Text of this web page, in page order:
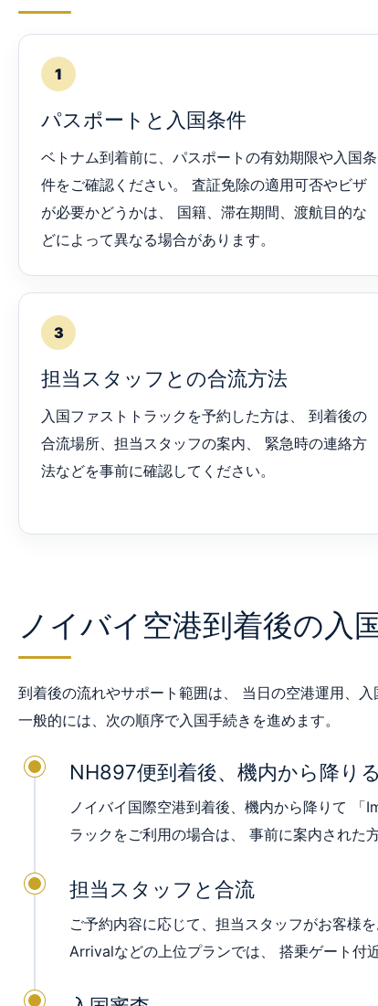
1
パスポートと入国条件
ベトナム到着前に、パスポートの有効期限や入国条
件をご確認ください。 査証免除の適用可否やビザ
が必要かどうかは、 国籍、滞在期間、渡航目的な
どによって異なる場合があります。
3
担当スタッフとの合流方法
入国ファストトラックを予約した方は、 到着後の
合流場所、担当スタッフの案内、 緊急時の連絡方
法などを事前に確認してください。
ノイバイ空港到着後の入
到着後の流れやサポート範囲は、 当日の空港運用、
一般的には、次の順序で入国手続きを進めます。
NH897便到着後、機内から降りる
ノイバイ国際空港到着後、機内から降りて
ラックをご利用の場合は、 事前に案内された
担当スタッフと合流
ご予約内容に応じて、担当スタッフがお客様
Arrivalなどの上位プランでは、 搭乗ゲート付